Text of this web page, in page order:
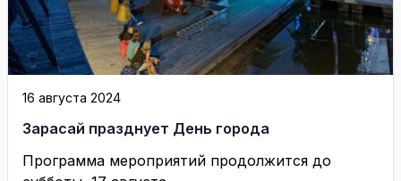
16 августа 2024
Зарасай празднует День города
Программа мероприятий продолжится до